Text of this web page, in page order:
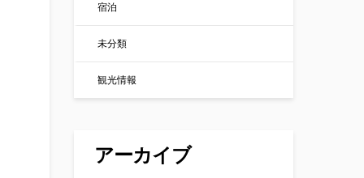
宿泊
未分類
観光情報
アーカイブ